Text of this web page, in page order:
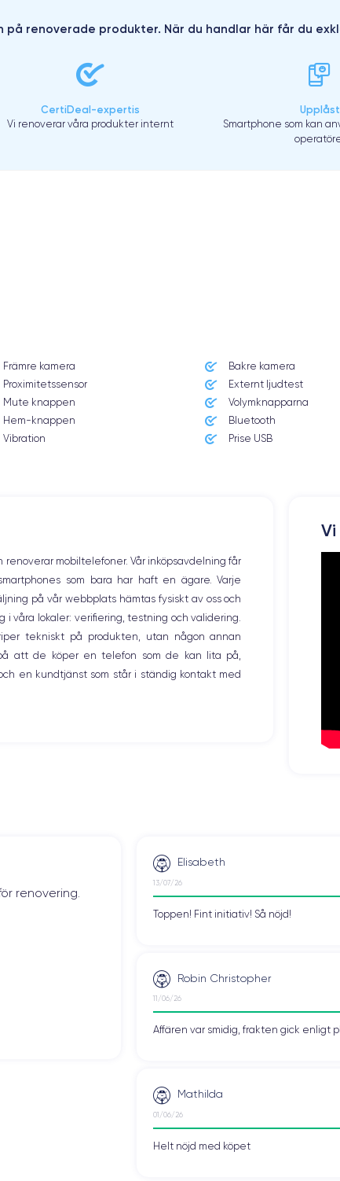
på renoverade produkter. När du handlar här får du
CertiDeal-expertis
Vi renoverar våra produkter internt
Upplåst
Smartphone som kan
Främre kamera Bakre kamera
Proximitetssensor Externt ljudtest
Mute knappen Volymknapparna
Hem-knappen Bluetooth
Vibration Prise USB
mobiltelefoner. Vår inköpsavdelning får
som bara har haft en ägare. Varje
på vår webbplats hämtas fysiskt av oss och
våra lokaler: verifiering, testning och validering.
tekniskt på produkten, utan någon annan
att de köper en telefon som de kan lita på,
en kundtjänst som står i ständig kontakt med
renovering.
Elisabeth
13/07/26
Toppen! Fint initiativ! Så nöjd!
Robin Christopher
11/06/26
Affären var smidig, frakten gick enligt
Mathilda
01/06/26
Helt nöjd med köpet